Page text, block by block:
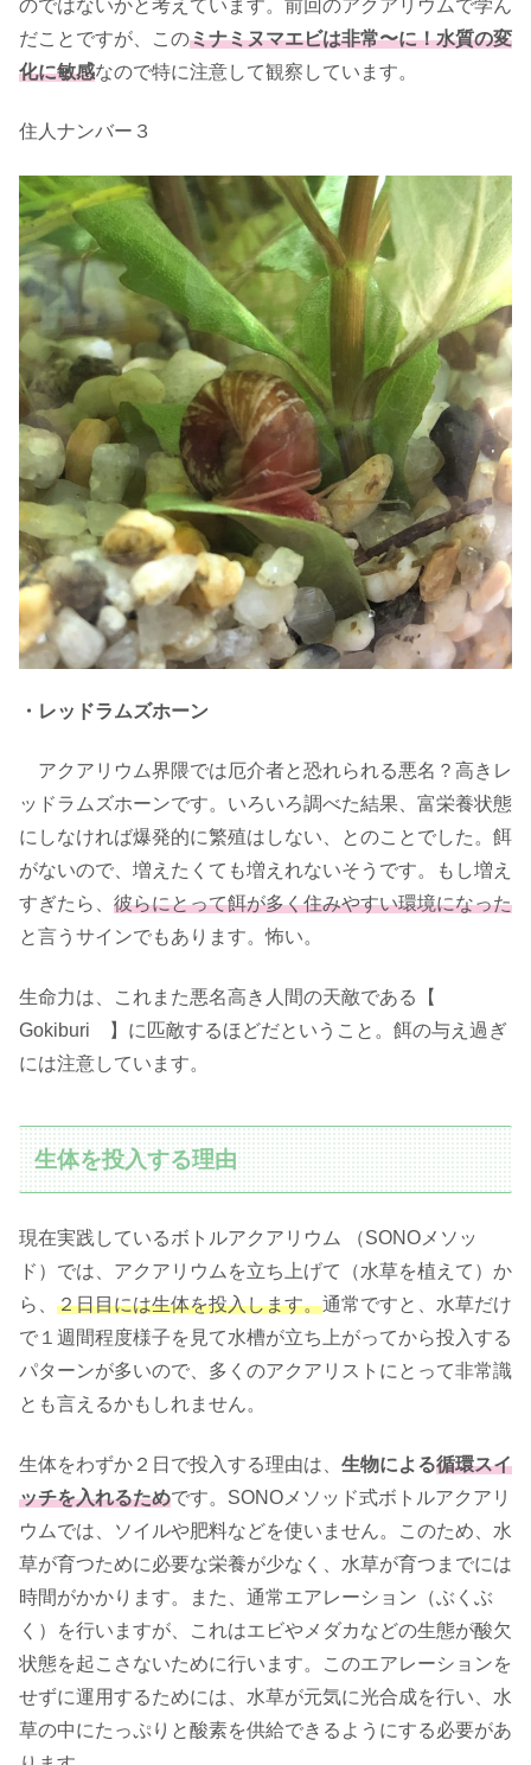
のではないかと考えています。前回のアクアリウムで学ん
だことですが、このミナミヌマエビは非常〜に！水質の変
化に敏感なので特に注意して観察しています。
住人ナンバー３
・レッドラムズホーン
アクアリウム界隈では厄介者と恐れられる悪名？高きレ
ッドラムズホーンです。いろいろ調べた結果、富栄養状態
にしなければ爆発的に繁殖はしない、とのことでした。餌
がないので、増えたくても増えれないそうです。もし増え
すぎたら、 彼らにとって餌が多く住みやすい環境になった
と言うサインでもあります。怖い。
生命力は、これまた悪名高き人間の天敵である【
Gokiburi 】に匹敵するほどだということ。餌の与え過ぎ
には注意しています。
生体を投入する理由
現在実践しているボトルアクアリウム （SONOメソッ
ド）では、アクアリウムを立ち上げて（水草を植えて）か
ら、 ２日目には生体を投入します。通常ですと、水草だけ
で１週間程度様子を見て水槽が立ち上がってから投入する
パターンが多いので、多くのアクアリストにとって非常識
とも言えるかもしれません。
生体をわずか２日で投入する理由は、 生物による循環スイ
ッチを入れるためです。SONOメソッド式ボトルアクアリ
ウムでは、ソイルや肥料などを使いません。このため、水
草が育つために必要な栄養が少なく、水草が育つまでには
時間がかかります。また、通常エアレーション（ぶくぶ
く）を行いますが、これはエビやメダカなどの生態が酸欠
状態を起こさないために行います。このエアレーションを
せずに運用するためには、水草が元気に光合成を行い、水
草の中にたっぷりと酸素を供給できるようにする必要があ